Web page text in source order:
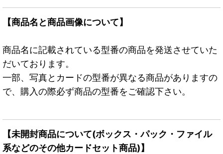
【商品名と商品画像について】
商品名に記載されている型番の商品を発送させていた
だいております。
一部、写真とカードの型番が異なる商品がありますの
で、購入の際必ず商品の型番をご確認下さい。
【未開封商品について(ボックス・パック・ファイル
系などのその他カードセット商品)】